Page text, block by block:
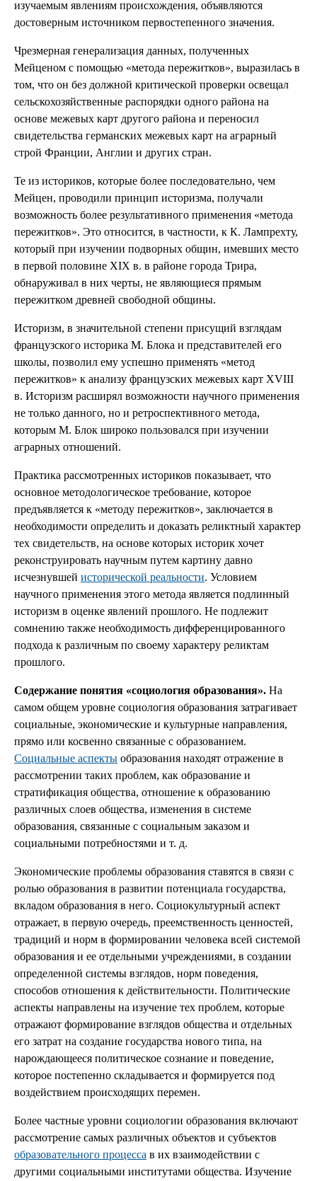
изучаемым явлениям происхождения, объявляются
достоверным источником первостепенного значения.
Чрезмерная генерализация данных, полученных
Мейценом с помощью «метода пережитков», выразилась в
том, что он без должной критической проверки освещал
сельскохозяйственные распорядки одного района на
основе межевых карт другого района и переносил
свидетельства германских межевых карт на аграрный
строй Франции, Англии и других стран.
Те из историков, которые более последовательно, чем
Мейцен, проводили принцип историзма, получали
возможность более результативного применения «метода
пережитков». Это относится, в частности, к К. Лампрехту,
который при изучении подворных общин, имевших место
в первой половине XIX в. в районе города Трира,
обнаруживал в них черты, не являющиеся прямым
пережитком древней свободной общины.
Историзм, в значительной степени присущий взглядам
французского историка М. Блока и представителей его
школы, позволил ему успешно применять «метод
пережитков» к анализу французских межевых карт XVIII
в. Историзм расширял возможности научного применения
не только данного, но и ретроспективного метода,
которым М. Блок широко пользовался при изучении
аграрных отношений.
Практика рассмотренных историков показывает, что
основное методологическое требование, которое
предъявляется к «методу пережитков», заключается в
необходимости определить и доказать реликтный характер
тех свидетельств, на основе которых историк хочет
реконструировать научным путем картину давно
исчезнувшей исторической реальности. Условием
научного применения этого метода является подлинный
историзм в оценке явлений прошлого. Не подлежит
сомнению также необходимость дифференцированного
подхода к различным по своему характеру реликтам
прошлого.
Содержание понятия «социология образования». На
самом общем уровне социология образования затрагивает
социальные, экономические и культурные направления,
прямо или косвенно связанные с образованием.
Социальные аспекты образования находят отражение в
рассмотрении таких проблем, как образование и
стратификация общества, отношение к образованию
различных слоев общества, изменения в системе
образования, связанные с социальным заказом и
социальными потребностями и т. д.
Экономические проблемы образования ставятся в связи с
ролью образования в развитии потенциала государства,
вкладом образования в него. Социокультурный аспект
отражает, в первую очередь, преемственность ценностей,
традиций и норм в формировании человека всей системой
образования и ее отдельными учреждениями, в создании
определенной системы взглядов, норм поведения,
способов отношения к действительности. Политические
аспекты направлены на изучение тех проблем, которые
отражают формирование взглядов общества и отдельных
его затрат на создание государства нового типа, на
нарождающееся политическое сознание и поведение,
которое постепенно складывается и формируется под
воздействием происходящих перемен.
Более частные уровни социологии образования включают
рассмотрение самых различных объектов и субъектов
образовательного процесса в их взаимодействии с
другими социальными институтами общества. Изучение